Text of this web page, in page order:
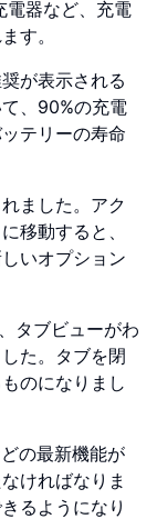
電器など、充電
す。
が表示される
、90%の充電
テリーの寿命
ました。アク
移動すると、
いオプション
タブビューがわ
た。タブを閉
のになりまし
の最新機能が
ければなりま
るようになり